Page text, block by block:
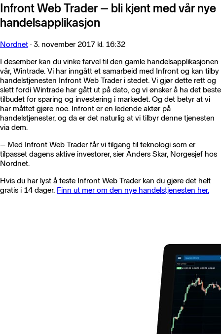
Infront Web Trader – bli kjent med vår nye
handelsapplikasjon
Nordnet · 3. november 2017 kl. 16:32
I desember kan du vinke farvel til den gamle handelsapplikasjonen
vår, Wintrade. Vi har inngått et samarbeid med Infront og kan tilby
handelstjenesten Infront Web Trader i stedet. Vi gjør dette rett og
slett fordi Wintrade har gått ut på dato, og vi ønsker å ha det beste
tilbudet for sparing og investering i markedet. Og det betyr at vi
har måttet gjøre noe. Infront er en ledende aktør på
handelstjenester, og da er det naturlig at vi tilbyr denne tjenesten
via dem.
– Med Infront Web Trader får vi tilgang til teknologi som er
tilpasset dagens aktive investorer, sier Anders Skar, Norgesjef hos
Nordnet.
Hvis du har lyst å teste Infront Web Trader kan du gjøre det helt
gratis i 14 dager. Finn ut mer om den nye handelstjenesten her.